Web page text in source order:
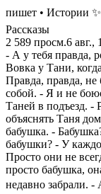
пишет • Истории
Рассказы
2 589 просм.6 авг.,
- А у тебя правда,
Вовка у Тани,
Правда, правда, не
собой. - Я и не
Таней в подъезд. -
объяснять Таня
бабушка. -
бабушки? - У
Просто они не
просто бабушка,
недавно забрали. -